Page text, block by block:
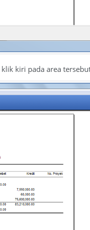
kiri pada area